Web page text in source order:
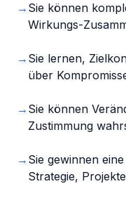
→ Sie können
Wirkungs-
→ Sie lernen,
über
→ Sie können
Zustimmung
→ Sie gewinnen
Strategie,